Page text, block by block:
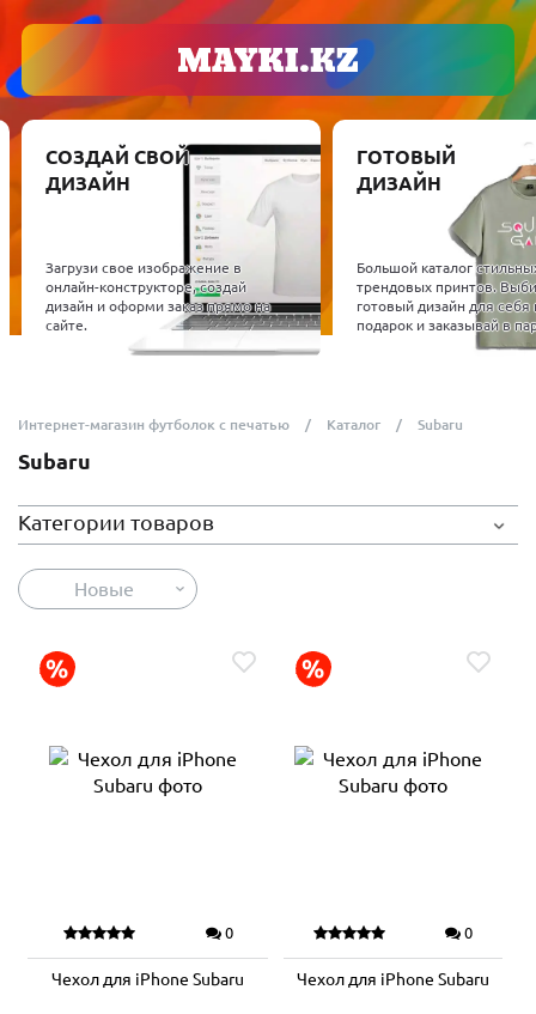
СОЗДАЙ СВОЙ
ДИЗАЙН
Загрузи свое изображение в
онлайн-конструкторе, создай
дизайн и оформи заказ прямо на
сайте.
ГОТОВЫЙ
ДИЗАЙН
Большой каталог
трендовых принтов.
готовый дизайн для себя
подарок и заказывай в
Интернет-магазин футболок с печатью Каталог Subaru
Subaru
Категории товаров
Новые
0
Чехол для iPhone Subaru
0
Чехол для iPhone Subaru